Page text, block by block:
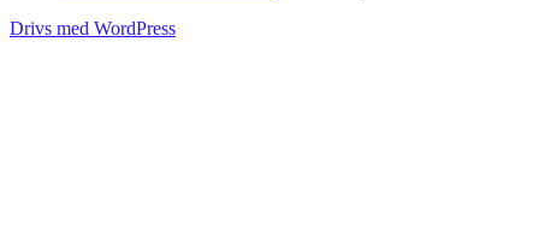
Drivs med WordPress